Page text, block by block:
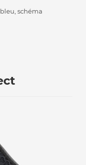
schéma